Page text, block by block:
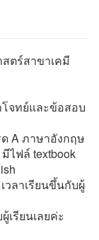
ตร์สาขาเคมี
โจทย์และข้อสอบ
A ภาษาอังกฤษ
ไฟล์ textbook
วลาเรียนขึ้นกับผู้
รียนเลยค่ะ